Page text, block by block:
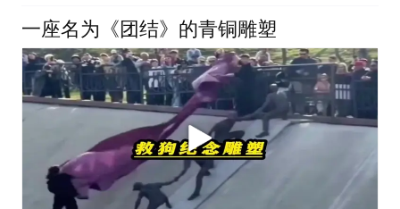
一座名为《团结》的青铜雕塑